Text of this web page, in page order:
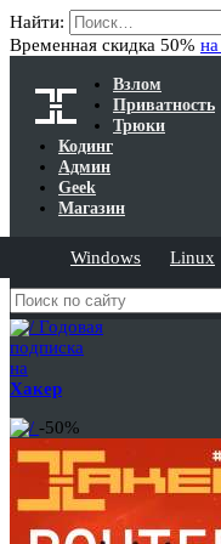
Найти:
Временная скидка 50%
Взлом
Приватность
Трюки
Кодинг
Админ
Geek
Магазин
Windows Linux
Годовая
подписка
на
Хакер
-50%